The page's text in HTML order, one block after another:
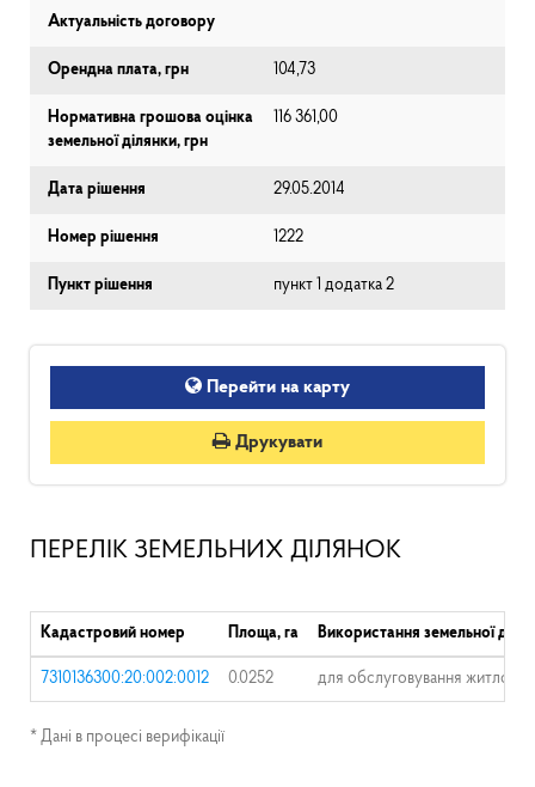
Актуальність договору
Орендна плата, грн 104,73
Нормативна грошова оцінка
земельної ділянки, грн
116 361,00
Дата рішення 29.05.2014
Номер рішення 1222
Пункт рішення пункт 1 додатка 2
Перейти на карту
Друкувати
ПЕРЕЛІК ЗЕМЕЛЬНИХ ДІЛЯНОК
Кадастровий номер Площа, га Використання земельної
7310136300:20:002:0012 0.0252 для обслуговування
* Дані в процесі верифікації